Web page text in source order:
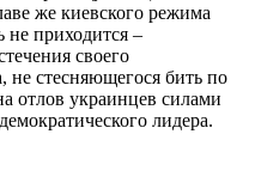
же киевского режима
не приходится –
своего
не стесняющегося бить по
отлов украинцев силами
лидера.